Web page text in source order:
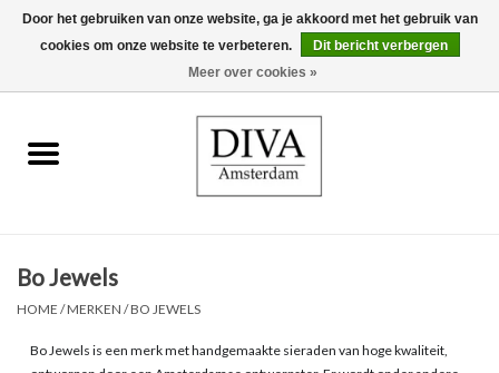
0 Artikelen - €0,00
Oorbellen
Armbanden
Bo Jewels
HOME /MERKEN /BO JEWELS
Bo Jewels is een merk met handgemaakte sieraden van hoge kwaliteit,
Door het gebruiken van onze website, ga je akkoord met het gebruik van
cookies om onze website te verbeteren.
Dit bericht verbergen
Meer over cookies »